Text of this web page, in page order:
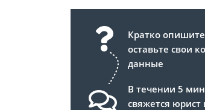
Кратко
оставьте свои
данные
В течении 5
свяжется юрист